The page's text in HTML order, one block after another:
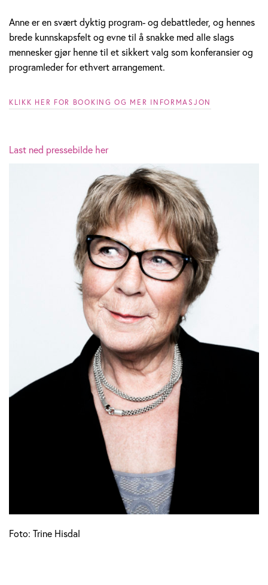
Anne er en svært dyktig program- og debattleder, og hennes
brede kunnskapsfelt og evne til å snakke med alle slags
mennesker gjør henne til et sikkert valg som konferansier og
programleder for ethvert arrangement.
KLIKK HER FOR BOOKING OG MER INFORMASJON
Last ned pressebilde her
Foto: Trine Hisdal